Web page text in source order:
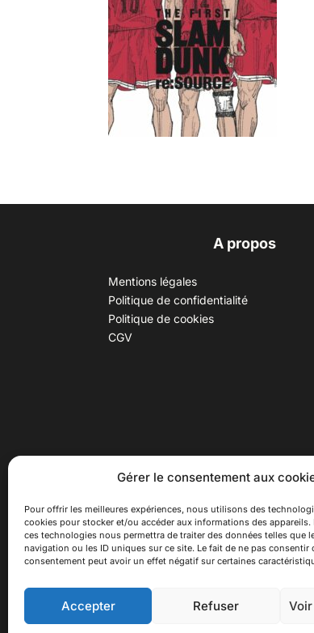
Gérer le consentement aux
Pour offrir les meilleures expériences, nous utilisons des
cookies pour stocker et/ou accéder aux informations des appareils.
ces technologies nous permettra de traiter des données telles que
navigation ou les ID uniques sur ce site. Le fait de ne pas consentir
consentement peut avoir un effet négatif sur certaines
Accepter Refuser
A propos
Mentions légales
Politique de confidentialité
Politique de cookies
CGV
(adresse postale : 62 rue St
Maximin, 69003 Lyon)
à 100 mètres du métro D Monplaisir
Lumière, T3 Dauphiné Lacassagne,
bus C16 Dr Rebatel